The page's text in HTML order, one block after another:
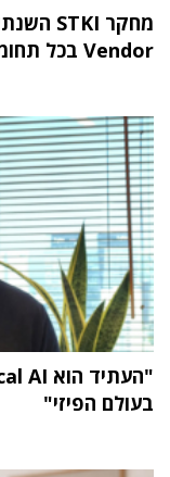
Vendor בכל תחומי שוק ה-IT
בעולם הפיזי"